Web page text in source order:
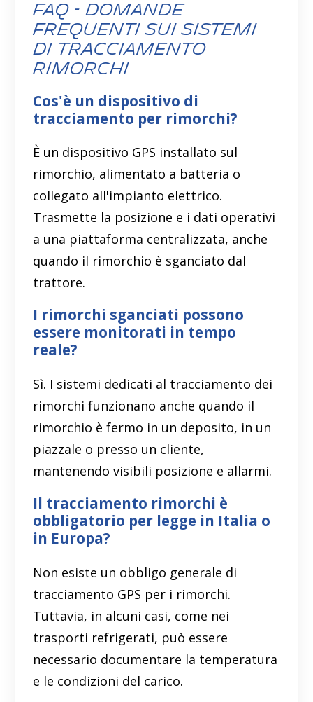
FAQ - Domande
frequenti sui sistemi
di tracciamento
rimorchi
Cos'è un dispositivo di
tracciamento per rimorchi?
È un dispositivo GPS installato sul
rimorchio, alimentato a batteria o
collegato all'impianto elettrico.
Trasmette la posizione e i dati operativi
a una piattaforma centralizzata, anche
quando il rimorchio è sganciato dal
trattore.
I rimorchi sganciati possono
essere monitorati in tempo
reale?
Sì. I sistemi dedicati al tracciamento dei
rimorchi funzionano anche quando il
rimorchio è fermo in un deposito, in un
piazzale o presso un cliente,
mantenendo visibili posizione e allarmi.
Il tracciamento rimorchi è
obbligatorio per legge in Italia o
in Europa?
Non esiste un obbligo generale di
tracciamento GPS per i rimorchi.
Tuttavia, in alcuni casi, come nei
trasporti refrigerati, può essere
necessario documentare la temperatura
e le condizioni del carico.